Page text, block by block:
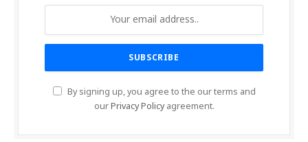
By signing up, you agree to the our terms and
ourPrivacy Policyagreement.